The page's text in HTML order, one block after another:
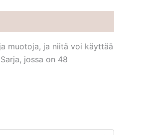
muotoja, ja niitä voi käyttää
jossa on 48